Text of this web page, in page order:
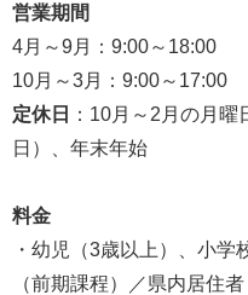
営業期間
4月～9月：9:00～18:00
10月～3月：9:00～17:00
定休日
：10月～2月の月
日）、年末年始
料金
・幼児（3歳以上）、小
（前期課程）／県内居住